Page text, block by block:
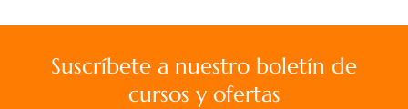
Suscríbete a nuestro boletín de
cursos y ofertas